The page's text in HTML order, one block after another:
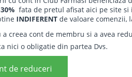
fata de pretul afisat aici pe site si
INDIFERENT de valoare comenzii,
a creea cont de membru si a avea
nici o obligatie din partea Dvs.
de reduceri